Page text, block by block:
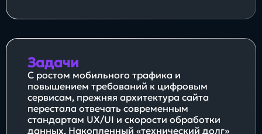
8 800 505 34 99
info@direkt.ink
Задачи
С ростом мобильного трафика и
повышением требований к цифровым
сервисам, прежняя архитектура сайта
перестала отвечать современным
стандартам UX/UI и скорости обработки
данных. Накопленный «технический долг»